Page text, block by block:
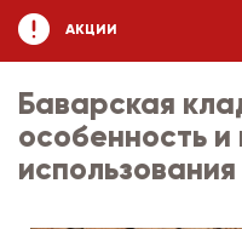
АКЦИИ
Баварская
особенность
использования